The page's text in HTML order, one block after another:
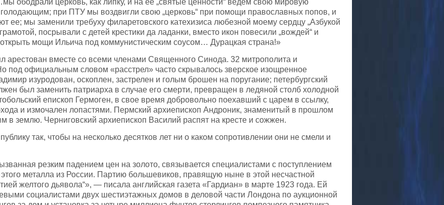
ободрали церковь, как липку, и на ее „святые ценности“ ведем свою мировую
при ПТУ мы воздвигли свою „церковь“ при помощи православных попов, и
ее; мы заменили требуху филаретовского катехизиса любезной моему сердцу „Азбукой
посрывали с детей крестики да ладанки, вместо икон повесили „вождей“ и
мощи Ильича под коммунистическим соусом… Дурацкая страна!»
арестован вместе со всеми членами Священного Синода. 32 митрополита и
под официальным словом «расстрел» часто скрывалось зверское изощренное
изуродован, оскоплен, застрелен и голым брошен на поругание; петербургский
был заменить патриарха в случае его смерти, превращен в ледяной столб холодной
епископ Гермоген, в свое время добровольно поехавший с царем в ссылку,
и измочален лопастями. Пермский архиепископ Андроник, знаменитый в прошлом
в землю. Черниговский архиепископ Василий распят на кресте и сожжен.
так, чтобы на несколько десятков лет ни о каком сопротивлении они не смели и
резким падением цен на золото, связывается специалистами с поступлением
металла из России. Партию большевиков, правящую ныне в этой несчастной
желтого дьявола“», — писала английская газета «Гардиан» в марте 1923 года. Ей
социалистами двух шестиэтажных домов в деловой части Лондона по аукционной